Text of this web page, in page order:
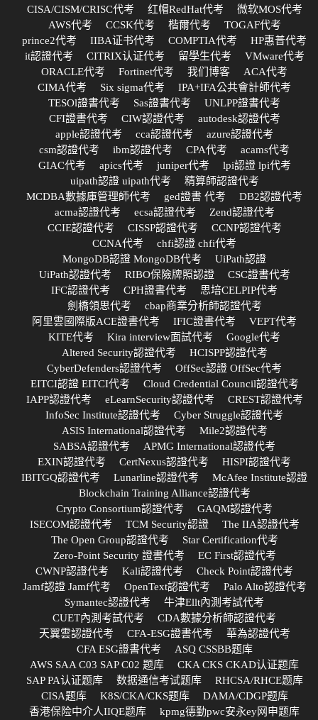
CISA/CISM/CRISC代考
红帽RedHat代考
微软MOS代考
AWS代考
CCSK代考 楷爾代考
TOGAF代考
prince2代考
IIBA证书代考 COMPTIA代考
HP惠普代考
it認證代考
CITRIX认证代考 留學生代考
VMware代考
ORACLE代考
Fortinet代考 我们博客
ACA代考
CIMA代考
Six sigma代考
IPA+IFA公共會計師代考
TESOl證書代考
Sas證書代考
UNLPP證書代考
CFI證書代考
CIW認證代考
autodesk認證代考
apple認證代考
cca認證代考
azure認證代考
csm認證代考
ibm認證代考 CPA代考
acams代考
GIAC代考
apics代考 juniper代考
lpi認證 lpi代考
uipath認證 uipath代考
精算師認證代考
MCDBA數據庫管理師代考
ged證書 代考
DB2認證代考
acma認證代考
ecsa認證代考
Zend認證代考
CCIE認證代考
CISSP認證代考
CCNP認證代考
CCNA代考
chfi認證 chfi代考
MongoDB認證 MongoDB代考
UiPath認證
UiPath認證代考
RIBO保險牌照認證
CSC證書代考
IFC認證代考
CPH證書代考
思培CELPIP代考
劍橋領思代考
cbap商業分析師認證代考
阿里雲國際版ACE證書代考
IFIC證書代考
VEPT代考
KITE代考
Kira interview面試代考
Google代考
Altered Security認證代考
HCISPP認證代考
CyberDefenders認證代考
OffSec認證 OffSec代考
EITCI認證 EITCI代考
Cloud Credential Council認證代考
IAPP認證代考
eLearnSecurity認證代考
CREST認證代考
InfoSec Institute認證代考
Cyber Struggle認證代考
ASIS International認證代考
Mile2認證代考
SABSA認證代考
APMG International認證代考
EXIN認證代考
CertNexus認證代考
HISPI認證代考
IBITGQ認證代考
Lunarline認證代考
McAfee Institute認證
Blockchain Training Alliance認證代考
Crypto Consortium認證代考
GAQM認證代考
ISECOM認證代考
TCM Security認證
The IIA認證代考
The Open Group認證代考
Star Certification代考
Zero-Point Security 證書代考
EC First認證代考
CWNP認證代考
Kali認證代考
Check Point認證代考
Jamf認證 Jamf代考
OpenText認證代考
Palo Alto認證代考
Symantec認證代考
牛津Ellt內測考試代考
CUET內測考試代考
CDA數據分析師認證代考
天翼雲認證代考
CFA-ESG證書代考
華為認證代考
CFA ESG證書代考
ASQ CSSBB题库
AWS SAA C03 SAP C02 题库
CKA CKS CKAD认证题库
SAP PA认证题库
数据通信考试题库
RHCSA/RHCE题库
CISA题库
K8S/CKA/CKS题库
DAMA/CDGP题库
香港保险中介人IIQE题库
kpmg德勤pwc安永ey网申题库